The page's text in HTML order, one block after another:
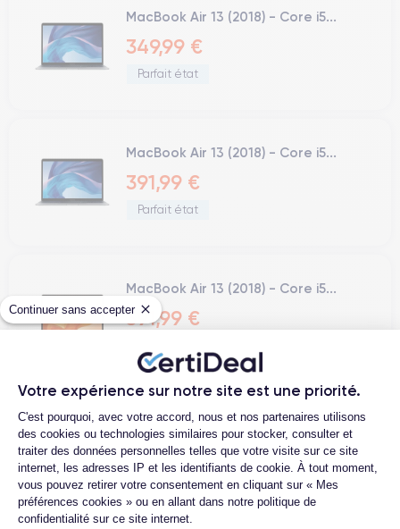
Continuer sans accepter
Votre expérience sur notre site est une priorité.
Plateforme de Gestion du
C'est pourquoi, avec votre accord, nous et nos partenaires utilisons
des cookies ou technologies similaires pour stocker, consulter et
traiter des données personnelles telles que votre visite sur ce site
internet, les adresses IP et les identifiants de cookie. À tout moment,
vous pouvez retirer votre consentement en cliquant sur « Mes
préférences cookies » ou en allant dans notre politique de
confidentialité sur ce site internet.Axeptio consent
MacBook Air 13 (2018) - Core i5...
349,99 €
Parfait état
MacBook Air 13 (2018) - Core i5...
391,99 €
Parfait état
MacBook Air 13 (2018) - Core i5...
391,99 €
MacBook Air 13 (2020) - Apple M1 8...
479,99 €
Correct